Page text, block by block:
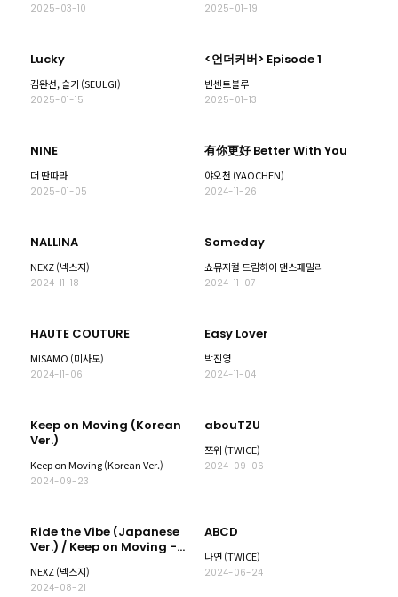
2025-03-10 2025-01-19
Lucky
김완선, 슬기 (SEULGI)
2025-01-15
<언더커버> Episode 1
빈센트블루
2025-01-13
NINE
더 딴따라
2025-01-05
有你更好 Better With You
야오천 (YAOCHEN)
2024-11-26
NALLINA
NEXZ (넥스지)
2024-11-18
Someday
쇼뮤지컬 드림하이 댄스패밀리
2024-11-07
HAUTE COUTURE
MISAMO (미사모)
2024-11-06
Easy Lover
박진영
2024-11-04
Keep on Moving (Korean
Ver.)
Keep on Moving (Korean Ver.)
2024-09-23
abouTZU
쯔위 (TWICE)
2024-09-06
Ride the Vibe (Japanese
Ver.) / Keep on Moving -
Special Edition-
NEXZ (넥스지)
2024-08-21
ABCD
나연 (TWICE)
2024-06-24